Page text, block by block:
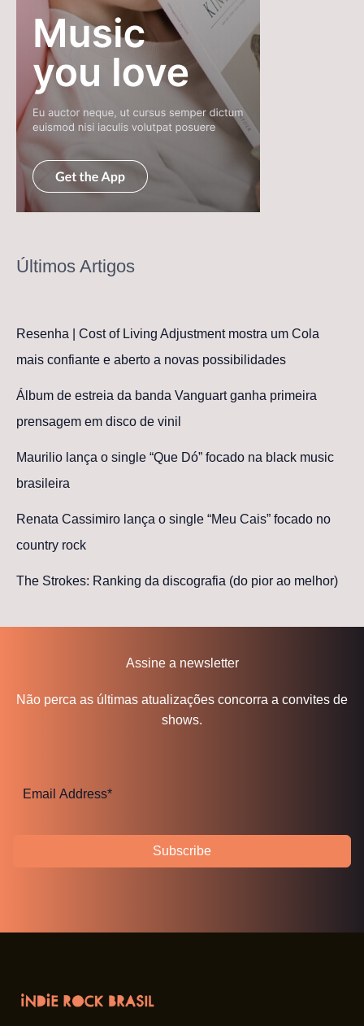
Últimos Artigos
Resenha | Cost of Living Adjustment mostra um Cola
mais confiante e aberto a novas possibilidades
Álbum de estreia da banda Vanguart ganha primeira
prensagem em disco de vinil
Maurilio lança o single “Que Dó” focado na black music
brasileira
Renata Cassimiro lança o single “Meu Cais” focado no
country rock
The Strokes: Ranking da discografia (do pior ao melhor)
Assine a newsletter
Não perca as últimas atualizações concorra a convites de
shows.
Subscribe